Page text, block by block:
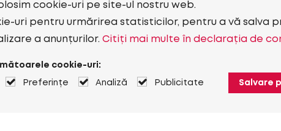
cookie-uri pe site-ul nostru web.
uri pentru urmărirea statisticilor, pentru a vă salva
a anunțurilor. Citiți mai multe în declarația de
cookie-uri:
Preferințe Analiză Publicitate Salvare